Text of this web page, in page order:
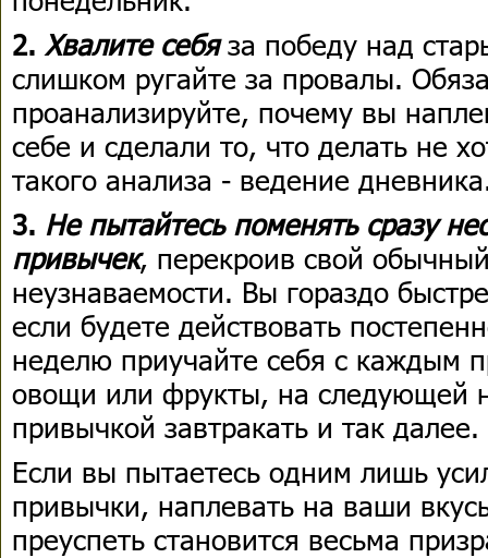
2. Хвалите себяза победу над
слишком ругайте за провалы.
проанализируйте, почему вы
себе и сделали то, что делать не
такого анализа - ведение
3. Не пытайтесь поменять сразу
привычек, перекроив свой
неузнаваемости. Вы гораздо
если будете действовать
неделю приучайте себя с каждым
овощи или фрукты, на следующей
привычкой завтракать и так далее.
Если вы пытаетесь одним лишь
привычки, наплевать на ваши
преуспеть становится весьма